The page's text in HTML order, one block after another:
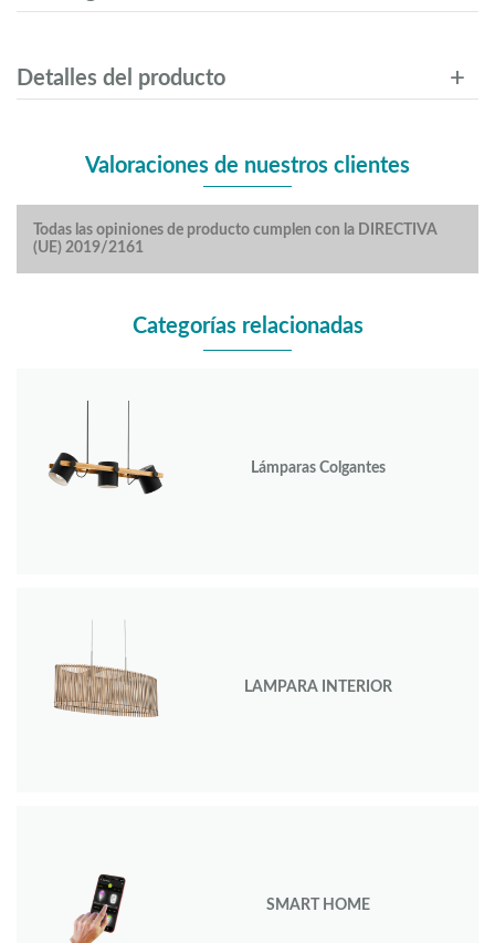
Detalles del producto
Valoraciones de nuestros clientes
Todas las opiniones de producto cumplen con la DIRECTIVA
(UE) 2019/2161
Categorías relacionadas
Lámparas Colgantes
LAMPARA INTERIOR
SMART HOME